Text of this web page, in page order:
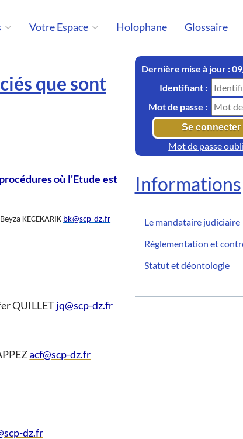
Votre Espace Holophane Glossaire
Dernière mise à jour :
Identifiant :
Mot de passe :
Mot de passe
Informations
Le mandataire judiciaire
Réglementation et
Statut et déontologie
que sont
où l'Etude est
KECEKARIK bk@scp-dz.fr
QUILLETjq@scp-dz.fr
acf@scp-dz.fr
dz.fr